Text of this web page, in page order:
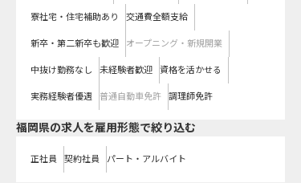
寮社宅・住宅補助あり 交通費全額支給
新卒・第二新卒も歓迎 オープニング・新規開業
中抜け勤務なし 未経験者歓迎 資格を活かせる
実務経験者優遇 普通自動車免許 調理師免許
福岡県の求人を雇用形態で絞り込む
正社員 契約社員 パート・アルバイト